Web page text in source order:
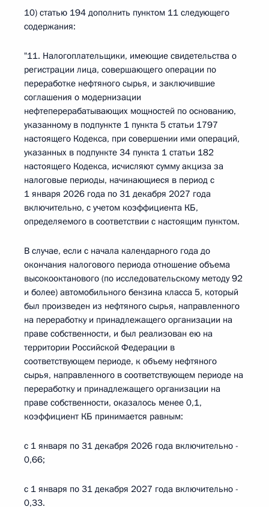
10) статью 194 дополнить пунктом 11 следующего
содержания:
"11. Налогоплательщики, имеющие свидетельства о
регистрации лица, совершающего операции по
переработке нефтяного сырья, и заключившие
соглашения о модернизации
нефтеперерабатывающих мощностей по основанию,
указанному в подпункте 1 пункта 5 статьи 1797
настоящего Кодекса, при совершении ими операций,
указанных в подпункте 34 пункта 1 статьи 182
настоящего Кодекса, исчисляют сумму акциза за
налоговые периоды, начинающиеся в период с
1 января 2026 года по 31 декабря 2027 года
включительно, с учетом коэффициента КБ,
определяемого в соответствии с настоящим пунктом.
В случае, если с начала календарного года до
окончания налогового периода отношение объема
высокооктанового (по исследовательскому методу 92
и более) автомобильного бензина класса 5, который
был произведен из нефтяного сырья, направленного
на переработку и принадлежащего организации на
праве собственности, и был реализован ею на
территории Российской Федерации в
соответствующем периоде, к объему нефтяного
сырья, направленного в соответствующем периоде на
переработку и принадлежащего организации на
праве собственности, оказалось менее 0,1,
коэффициент КБ принимается равным:
с 1 января по 31 декабря 2026 года включительно -
0,66;
с 1 января по 31 декабря 2027 года включительно -
0,33.